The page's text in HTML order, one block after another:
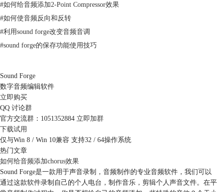
用户如果需要进行时间段标记的话，就需要用到“插入”中的“区域”功能。
在应用该功能前，需在时间轴中选定一段音频，才能激活“区域”功能。
与时间点的标记相似，Sound Forge也会给每个区域指定一个数字编号。
#如何给音频添加2-Point Compressor效果
#如何使音频反向和反转
#利用sound forge改变音频音调
#sound forge的保存功能使用技巧
Sound Forge
数字音频编辑软件
立即购买
QQ 讨论群
官方交流群：1051352884 立即加群
下载试用
仅与Win 8 / Win 10兼容 支持32 / 64操作系统
热门文章
如何给音频添加chorus效果
Sound Forge是一款用于声音录制，音频制作的专业音频软件，我们可以
通过这款软件录制自己的个人电台，制作音乐，剪辑个人声音文件。在平